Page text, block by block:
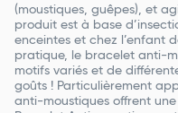
(moustiques, guêpes), et
produit est à base
enceintes et chez l’enfant
pratique, le bracelet anti-
motifs variés et de
goûts ! Particulièrement
anti-moustiques offrent